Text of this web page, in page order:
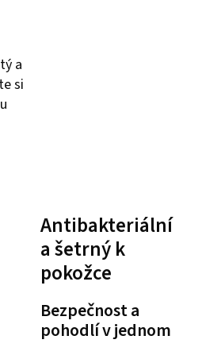
a
si
Antibakteriální
a šetrný k
pokožce
Bezpečnost a
pohodlí v jednom